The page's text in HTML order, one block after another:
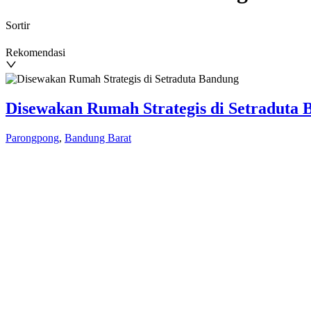
Sortir
Rekomendasi
Disewakan Rumah Strategis di Setraduta
Parongpong, Bandung Barat